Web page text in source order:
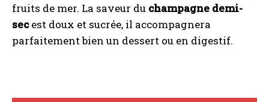
fruits de mer. La saveur du champagne demi-
secest doux et sucrée, il accompagnera
parfaitement bien un dessert ou en digestif.